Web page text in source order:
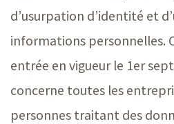
d’usurpation d’identité et
informations personnelles.
entrée en vigueur le 1er
concerne toutes les
personnes traitant des